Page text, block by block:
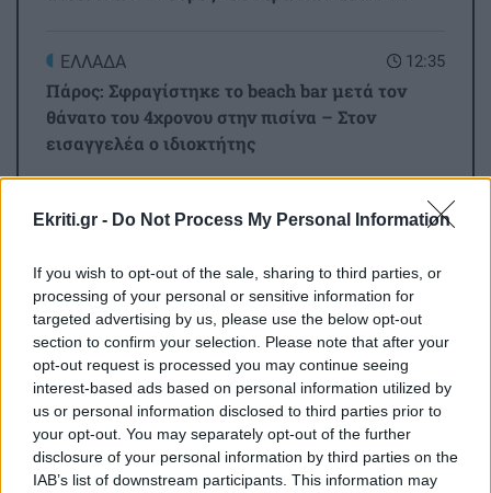
Ekriti.gr - Do Not Process My Personal Information
If you wish to opt-out of the sale, sharing to third parties, or
processing of your personal or sensitive information for
targeted advertising by us, please use the below opt-out
section to confirm your selection. Please note that after your
opt-out request is processed you may continue seeing
interest-based ads based on personal information utilized by
us or personal information disclosed to third parties prior to
your opt-out. You may separately opt-out of the further
disclosure of your personal information by third parties on the
IAB’s list of downstream participants. This information may
12:35
ΕΛΛΑΔΑ
Πάρος: Σφραγίστηκε το beach bar μετά τον
θάνατο του 4χρονου στην πισίνα – Στον
εισαγγελέα ο ιδιοκτήτης
12:23
ΚΡΗΤΗ
Ποιες περιοχές θα μείνουν χωρίς νερό
12:10
ΚΡΗΤΗ
Κρήτη: Στο «κόκκινο» η τουριστική κίνηση –
100% πληρότητα στα πλοία και αυξημένες
αεροπορικές αφίξεις
12:00
GOSSIP - LIFESTYLE
ΠΕΡΙΣΣΟΤΕΡΑ